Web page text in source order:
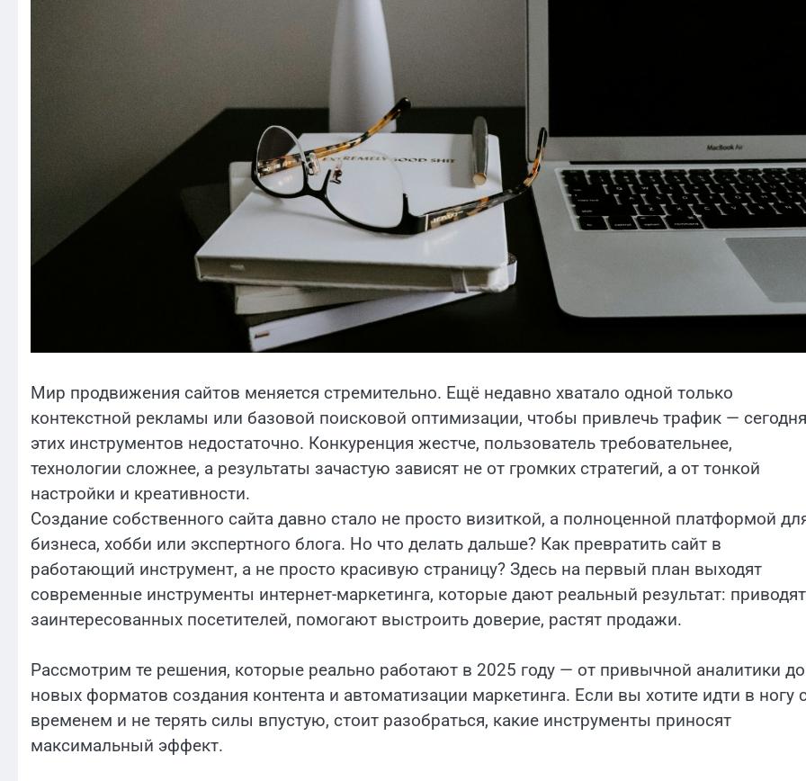
Мир продвижения сайтов меняется стремительно. Ещё недавно хватало одной только
контекстной рекламы или базовой поисковой оптимизации, чтобы привлечь трафик — сегодня
этих инструментов недостаточно. Конкуренция жестче, пользователь требовательнее,
технологии сложнее, а результаты зачастую зависят не от громких стратегий, а от тонкой
настройки и креативности.
Создание собственного сайта давно стало не просто визиткой, а полноценной платформой
бизнеса, хобби или экспертного блога. Но что делать дальше? Как превратить сайт в
работающий инструмент, а не просто красивую страницу? Здесь на первый план выходят
современные инструменты интернет-маркетинга, которые дают реальный результат: приводят
заинтересованных посетителей, помогают выстроить доверие, растят продажи.
Рассмотрим те решения, которые реально работают в 2025 году — от привычной аналитики до
новых форматов создания контента и автоматизации маркетинга. Если вы хотите идти в ногу
временем и не терять силы впустую, стоит разобраться, какие инструменты приносят
максимальный эффект.